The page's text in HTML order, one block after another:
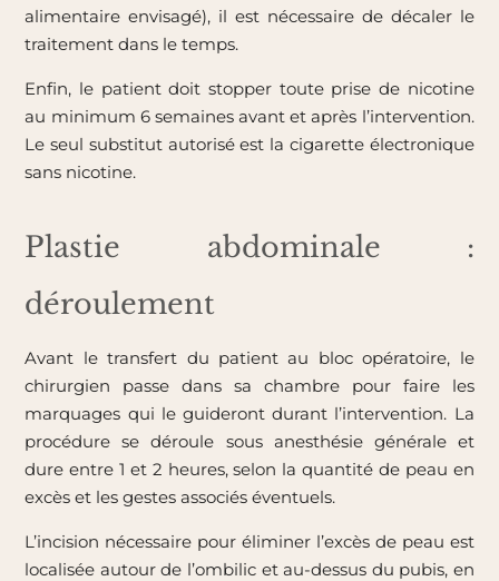
alimentaire envisagé), il est nécessaire de décaler le
traitement dans le temps.
Enfin, le patient doit stopper toute prise de nicotine
au minimum 6 semaines avant et après l’intervention.
Le seul substitut autorisé est la cigarette électronique
sans nicotine.
Plastie abdominale :
déroulement
Avant le transfert du patient au bloc opératoire, le
chirurgien passe dans sa chambre pour faire les
marquages qui le guideront durant l’intervention. La
procédure se déroule sous anesthésie générale et
dure entre 1 et 2 heures, selon la quantité de peau en
excès et les gestes associés éventuels.
L’incision nécessaire pour éliminer l’excès de peau est
localisée autour de l’ombilic et au-dessus du pubis, en